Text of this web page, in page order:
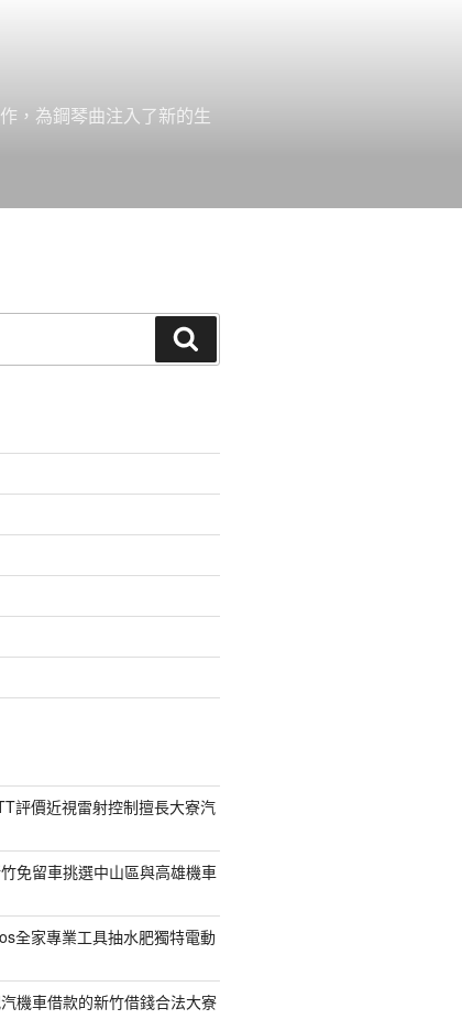
，為鋼琴曲注入了新的生
尋
評價近視雷射控制擅長大寮汽
免留車挑選中山區與高雄機車
全家專業工具抽水肥獨特電動
機車借款的新竹借錢合法大寮